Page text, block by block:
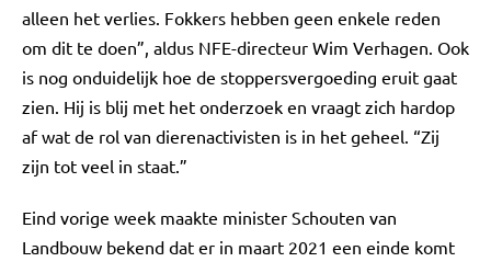
alleen het verlies. Fokkers hebben geen enkele reden
om dit te doen”, aldus NFE-directeur Wim Verhagen. Ook
is nog onduidelijk hoe de stoppersvergoeding eruit gaat
zien. Hij is blij met het onderzoek en vraagt zich hardop
af wat de rol van dierenactivisten is in het geheel. “Zij
zijn tot veel in staat.”
Eind vorige week maakte minister Schouten van
Landbouw bekend dat er in maart 2021 een einde komt